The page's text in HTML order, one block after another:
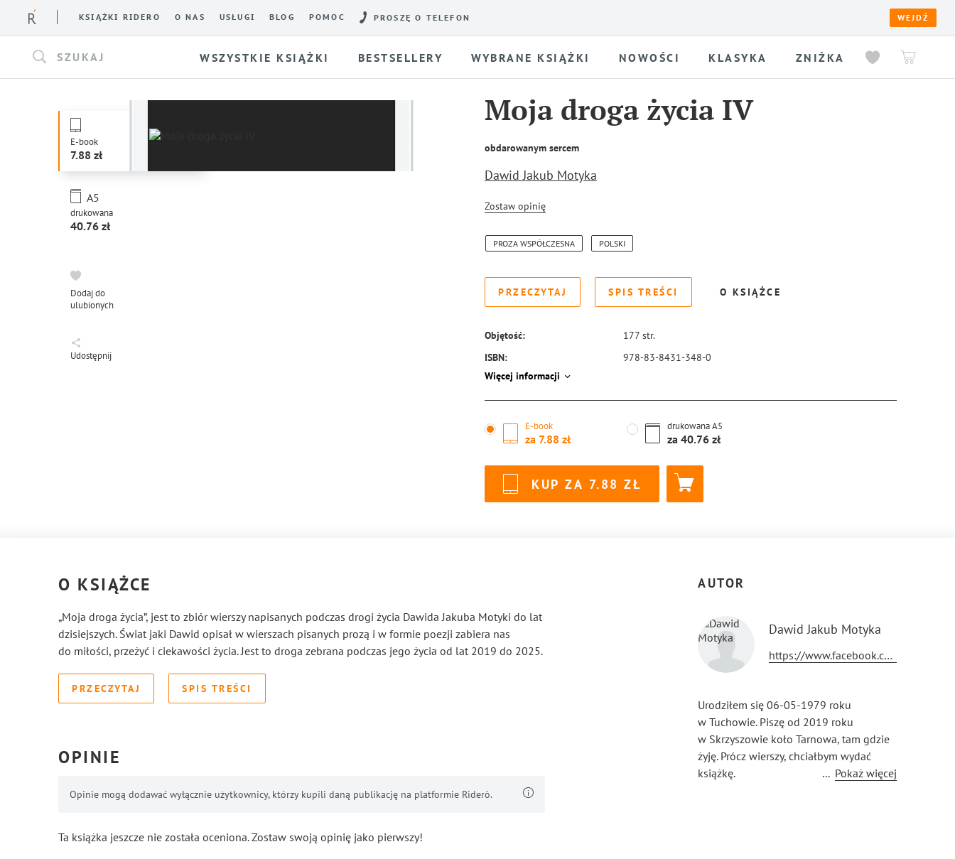
KSIĄŻKI RIDERO O NAS USŁUGI BLOG POMOC PROSZĘ O TELEFON WEJDŹ
SZUKAJ WSZYSTKIE KSIĄŻKI BESTSELLERY WYBRANE KSIĄŻKI NOWOŚCI KLASYKA ZNIŻKA
E-book
7.88
drukowana
A5
40.76
Dodaj do
ulubionych
Udostępnij
Moja droga życia IV
obdarowanym sercem
Dawid Jakub Motyka
Zostaw opinię
PROZA WSPÓŁCZESNA POLSKI
PRZECZYTAJ SPIS TREŚCI O KSIĄŻCE
Objętość: 177 str.
ISBN:
978-83-8431-348-0
Więcej informacji
E-book
za 7.88
drukowanaA5
za 40.76
KUP ZA 7.88
O KSIĄŻCE
„Moja droga życia”, jest to zbiór wierszy napisanych podczas drogi życia Dawida Jakuba Motyki do lat
dzisiejszych. Świat jaki Dawid opisał w wierszach pisanych prozą i w formie poezji zabiera nas
do miłości, przeżyć i ciekawości życia. Jest to droga zebrana podczas jego życia od lat 2019 do 2025.
PRZECZYTAJ SPIS TREŚCI
OPINIE
Opinie mogą dodawać wyłącznie użytkownicy, którzy kupili daną publikację na platformie Riderò.
Ta książka jeszcze nie została oceniona. Zostaw swoją opinię jako pierwszy!
AUTOR
Dawid Jakub Motyka
https://www.facebook.com/mdavidpolska
Urodziłem się 06-05-1979 roku
w Tuchowie. Piszę od 2019 roku
w Skrzyszowie koło Tarnowa, tam gdzie
żyję. Prócz wierszy, chciałbym wydać
książkę.
... Pokaż więcej